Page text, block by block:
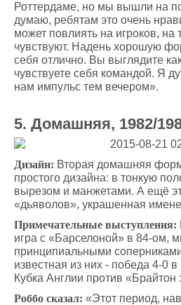
Роттердаме, но мы вышли на
думаю, ребятам это очень
может повлиять на игроков, на
чувствуют. Надень хорошую
себя отлично. Вы выглядите
чувствуете себя командой. Я
нам импульс тем вечером».
5. Домашняя, 1982/
Дизайн: Вторая домашняя
простого дизайна: в тонкую
вырезом и манжетами. А ещё
«дьяволов», украшенная
Примечательные выступления:
игра с «Барселоной» в 84-ом,
принципиальными
известная из них - победа 4-0
Кубка Англии против
Роббо сказал: «Этот период,